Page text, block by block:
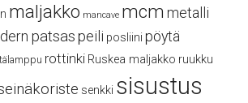
maljakko mancave mcm metalli
patsaspeili posliini pöytä
rottinki Ruskea maljakko ruukku
senkki sisustus